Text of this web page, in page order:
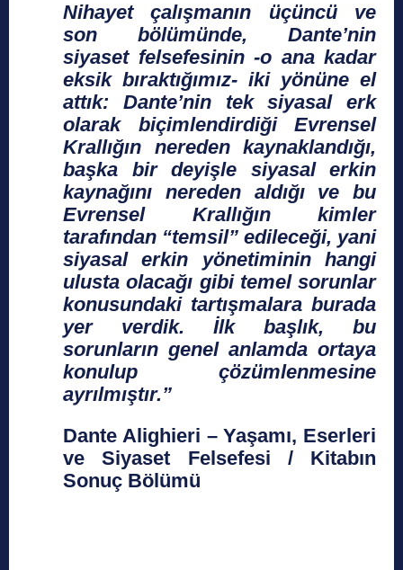
Nihayet çalışmanın üçüncü ve
son bölümünde, Dante’nin
siyaset felsefesinin -o ana kadar
eksik bıraktığımız- iki yönüne el
attık: Dante’nin tek siyasal erk
olarak biçimlendirdiği Evrensel
Krallığın nereden kaynaklandığı,
başka bir deyişle siyasal erkin
kaynağını nereden aldığı ve bu
Evrensel Krallığın kimler
tarafından “temsil” edileceği, yani
siyasal erkin yönetiminin hangi
ulusta olacağı gibi temel sorunlar
konusundaki tartışmalara burada
yer verdik. İlk başlık, bu
sorunların genel anlamda ortaya
konulup çözümlenmesine
ayrılmıştır.”
Dante Alighieri – Yaşamı, Eserleri
ve Siyaset Felsefesi / Kitabın
Sonuç Bölümü